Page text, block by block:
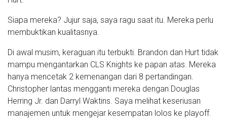
Siapa mereka? Jujur saja, saya ragu saat itu. Mereka perlu
membuktikan kualitasnya.
Di awal musim, keraguan itu terbukti. Brandon dan Hurt tidak
mampu mengantarkan CLS Knights ke papan atas. Mereka
hanya mencetak 2 kemenangan dari 8 pertandingan.
Christopher lantas mengganti mereka dengan Douglas
Herring Jr. dan Darryl Waktins. Saya melihat keseriusan
manajemen untuk mengejar kesempatan lolos ke playoff.